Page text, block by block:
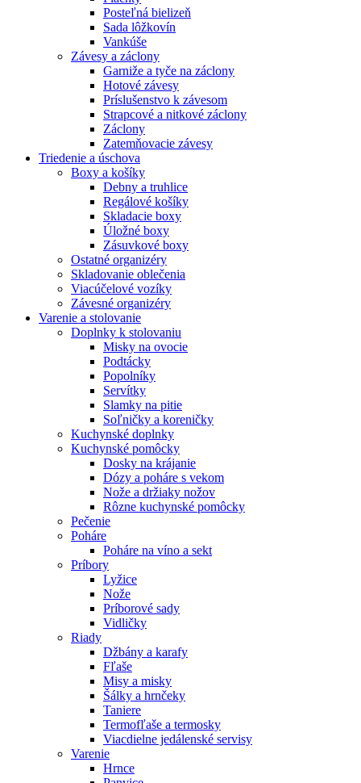
Posteľná bielizeň
Sada lôžkovín
Vankúše
Závesy a záclony
Garniže a tyče na záclony
Hotové závesy
Príslušenstvo k závesom
Strapcové a nitkové záclony
Záclony
Zatemňovacie závesy
Triedenie a úschova
Boxy a košíky
Debny a truhlice
Regálové košíky
Skladacie boxy
Úložné boxy
Zásuvkové boxy
Ostatné organizéry
Skladovanie oblečenia
Viacúčelové vozíky
Závesné organizéry
Varenie a stolovanie
Doplnky k stolovaniu
Misky na ovocie
Podtácky
Popolníky
Servítky
Slamky na pitie
Soľničky a koreničky
Kuchynské doplnky
Kuchynské pomôcky
Dosky na krájanie
Dózy a poháre s vekom
Nože a držiaky nožov
Rôzne kuchynské pomôcky
Pečenie
Poháre
Poháre na víno a sekt
Príbory
Lyžice
Nože
Príborové sady
Vidličky
Riady
Džbány a karafy
Fľaše
Misy a misky
Šálky a hrnčeky
Taniere
Termofľaše a termosky
Viacdielne jedálenské servisy
Varenie
Hrnce